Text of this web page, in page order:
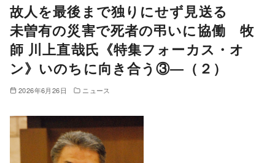
故人を最後まで独りにせず見送る
未曽有の災害で死者の弔いに協働 牧
師 川上直哉氏《特集フォーカス・オ
ン》いのちに向き合う③―（２）
2026年6月26日 ニュース